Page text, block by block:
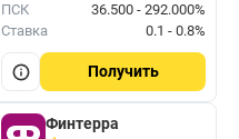
ПСК
36.500 - 292.000%
Ставка
0.1 - 0.8%
Получить
Финтерра